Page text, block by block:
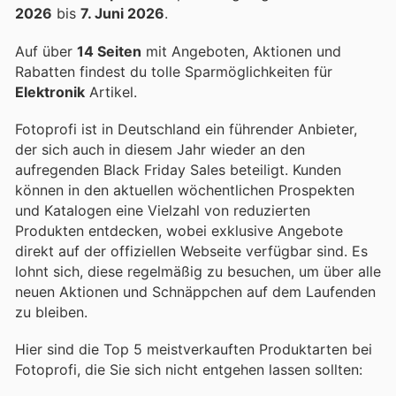
2026 bis 7. Juni 2026.
Auf über 14 Seiten mit Angeboten, Aktionen und
Rabatten findest du tolle Sparmöglichkeiten für
Elektronik Artikel.
Fotoprofi ist in Deutschland ein führender Anbieter,
der sich auch in diesem Jahr wieder an den
aufregenden Black Friday Sales beteiligt. Kunden
können in den aktuellen wöchentlichen Prospekten
und Katalogen eine Vielzahl von reduzierten
Produkten entdecken, wobei exklusive Angebote
direkt auf der offiziellen Webseite verfügbar sind. Es
lohnt sich, diese regelmäßig zu besuchen, um über alle
neuen Aktionen und Schnäppchen auf dem Laufenden
zu bleiben.
Hier sind die Top 5 meistverkauften Produktarten bei
Fotoprofi, die Sie sich nicht entgehen lassen sollten: